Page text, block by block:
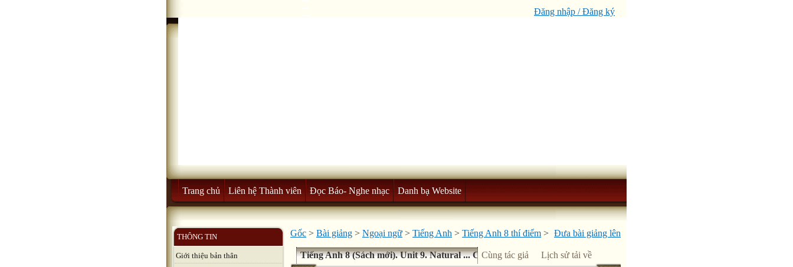
Đăng nhập / Đăng ký
Trang chủ Liên hệ Thành viên Đọc Báo- Nghe nhạc Danh bạ Website
THÔNG TIN
Giới thiệu bản thân
Đưa bài giảng lên
Gốc > Bài giảng > Ngoại ngữ > Tiếng Anh > Tiếng Anh 8 thí điểm >
Tiếng Anh 8 (Sách mới). Unit 9. Natural ... Closer Look 1
Cùng tác giả Lịch sử tải về